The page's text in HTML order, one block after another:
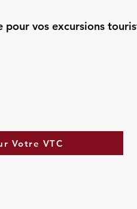
pour vos excursions
Votre VTC